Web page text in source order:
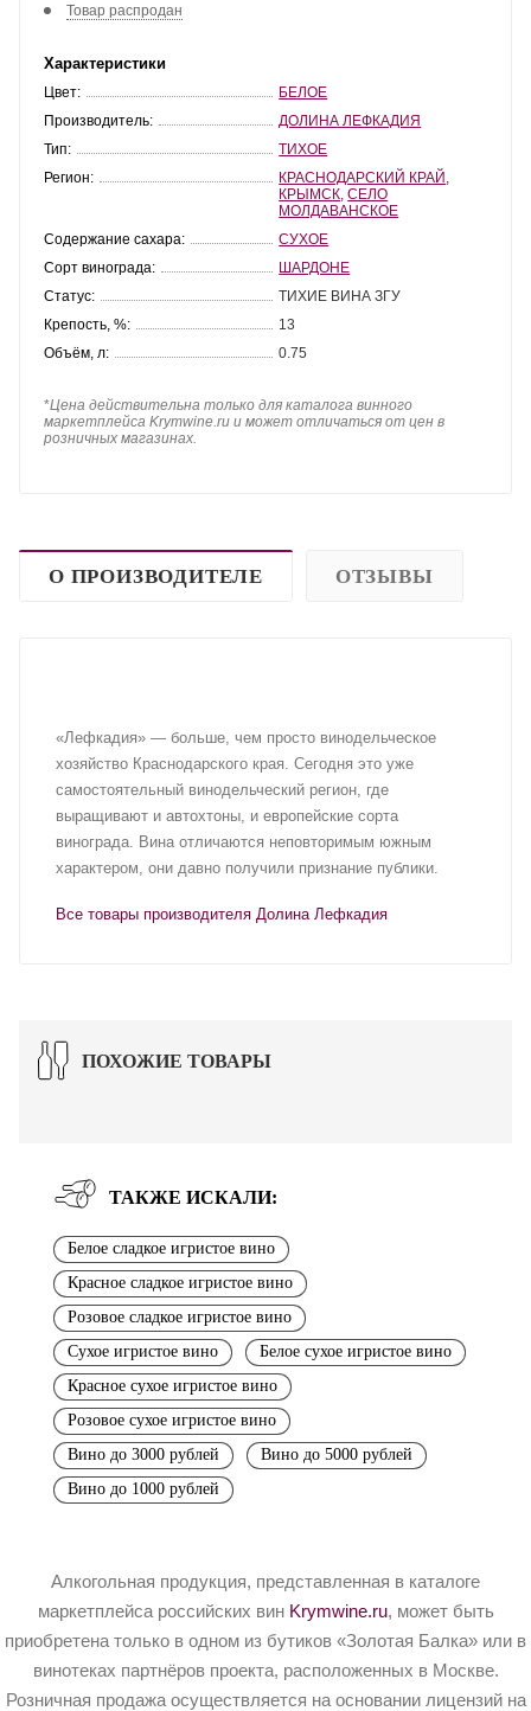
Товар распродан
Характеристики
Цвет:
БЕЛОЕ
Производитель:
ДОЛИНА ЛЕФКАДИЯ
Тип:
ТИХОЕ
Регион:
КРАСНОДАРСКИЙ КРАЙ
КРЫМСК ,СЕЛО
МОЛДАВАНСКОЕ
Содержание сахара:
СУХОЕ
Сорт винограда:
ШАРДОНЕ
Статус:
ТИХИЕ ВИНА ЗГУ
Крепость, %:
13
Объём, л:
0.75
*Цена действительна только для каталога винного
маркетплейса Krymwine.ru и может отличаться от цен в
розничных магазинах.
О ПРОИЗВОДИТЕЛЕ ОТЗЫВЫ
«Лефкадия» — больше, чем просто винодельческое
хозяйство Краснодарского края. Сегодня это уже
самостоятельный винодельческий регион, где
выращивают и автохтоны, и европейские сорта
винограда. Вина отличаются неповторимым южным
характером, они давно получили признание публики.
Все товары производителя Долина Лефкадия
ПОХОЖИЕ ТОВАРЫ
ТАКЖЕ ИСКАЛИ:
Белое сладкое игристое вино
Красное сладкое игристое вино
Розовое сладкое игристое вино
Сухое игристое вино
Белое сухое игристое вино
Красное сухое игристое вино
Розовое сухое игристое вино
Вино до 3000 рублей
Вино до 5000 рублей
Вино до 1000 рублей
Алкогольная продукция, представленная в каталоге
маркетплейса российских вин Krymwine.ru, может быть
приобретена только в одном из бутиков «Золотая Балка» или в
винотеках партнёров проекта, расположенных в Москве.
Розничная продажа осуществляется на основании лицензий на